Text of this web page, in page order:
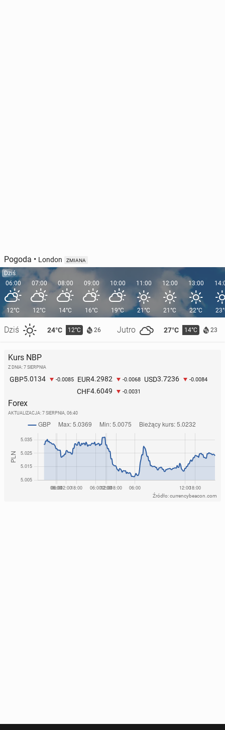
Pogoda • London ZMIANA
Dziś
06:00
12°C
Dziś 24°C 12°C 26 Jutro 27°C 14°C 23
07:00
12°C
08:00
14°C
09:00
16°C
10:00
19°C
11:00
21°C
12:00
21°C
13:00
22°C
Kurs NBP
Z DNIA: 7 SIERPNIA
GBP5.0134 -0.0085 EUR4.2982 -0.0068 USD3.7236 -0.0084
CHF4.6049 -0.0031
Forex
AKTUALIZACJA: 7 SIERPNIA, 06:40
Źródło: currencybeacon.com